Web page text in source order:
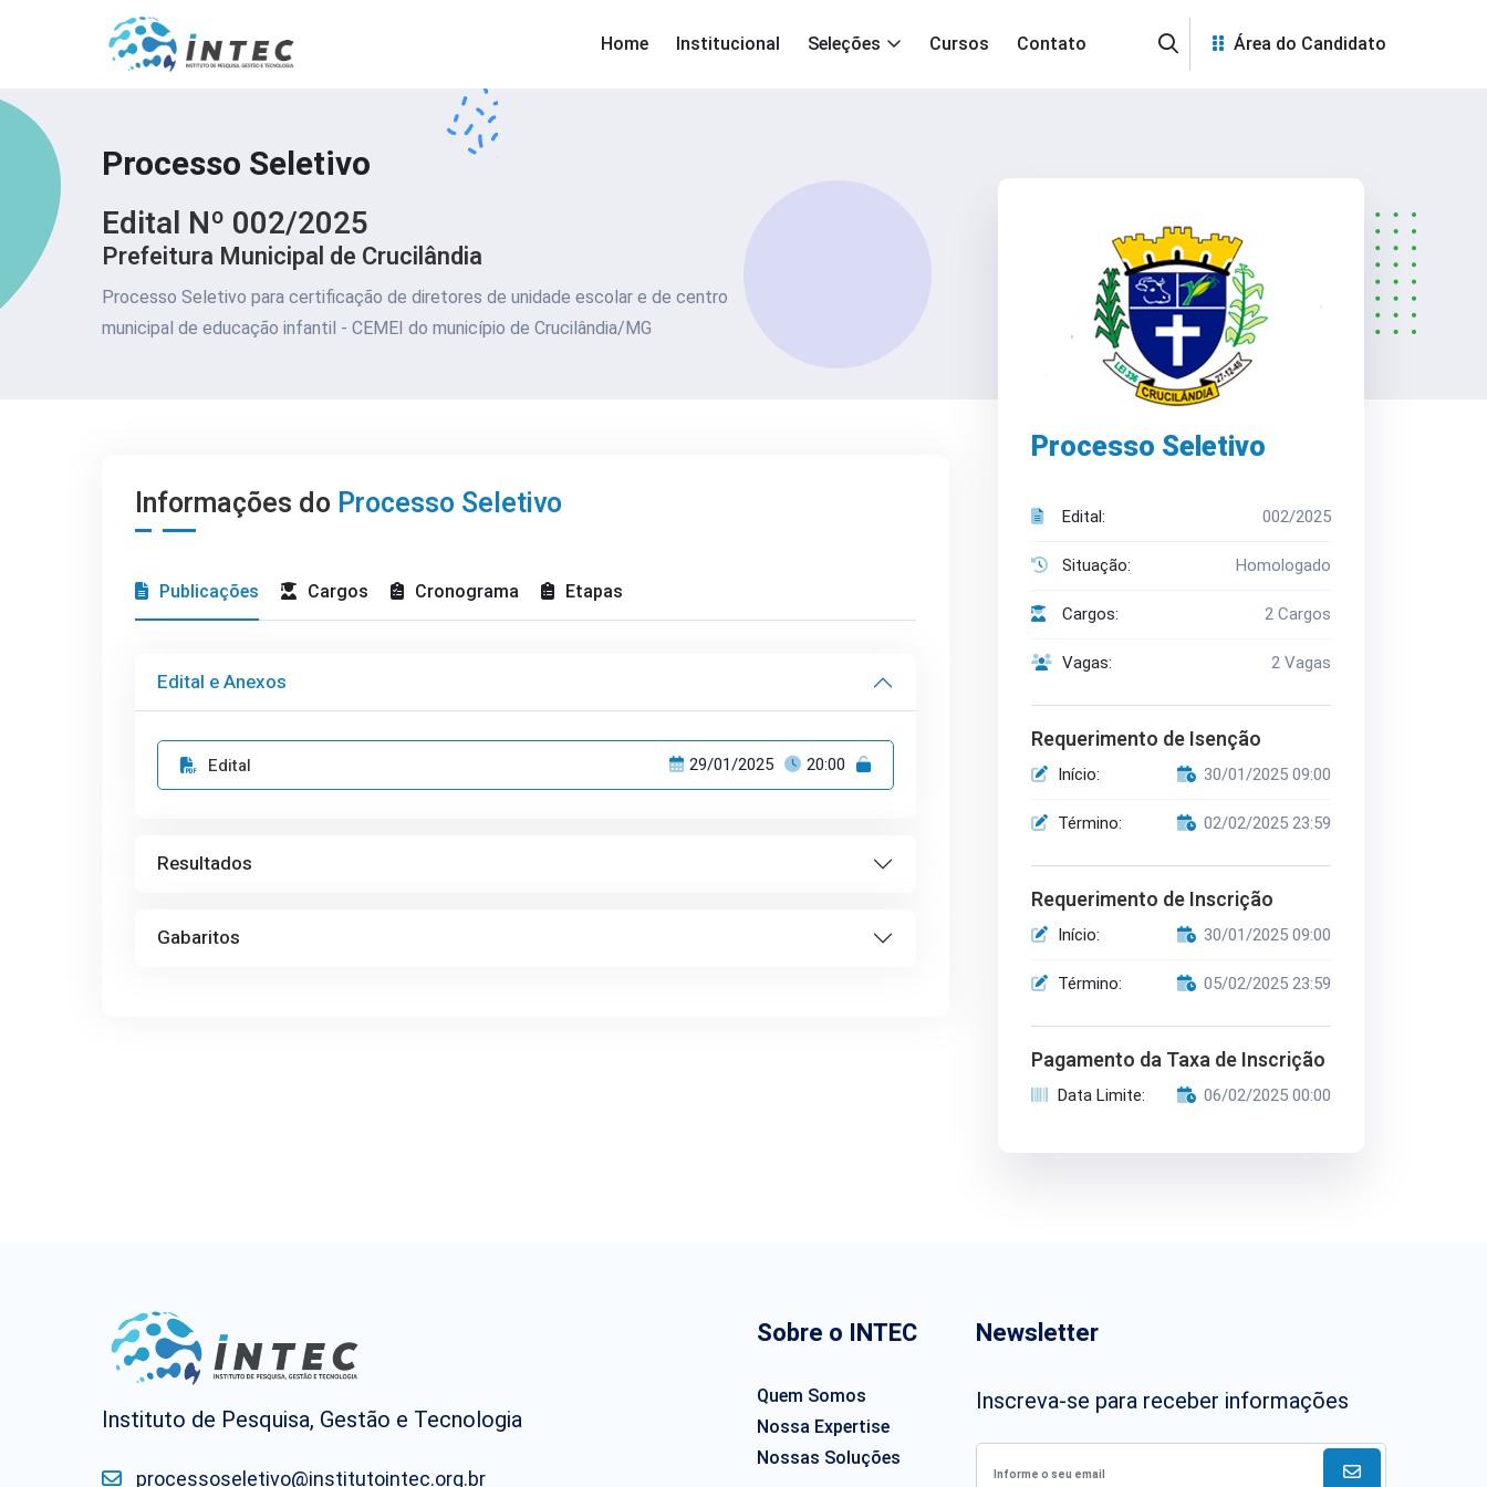
Home Institucional Seleções Cursos Contato Área do Candidato
Processo Seletivo
Edital Nº 002/2025
Prefeitura Municipal de Crucilândia
Processo Seletivo para certificação de diretores de unidade escolar e de centro
municipal de educação infantil - CEMEI do município de Crucilândia/MG
Informações do Processo Seletivo
Publicações Cargos Cronograma Etapas
Edital e Anexos
Edital 29/01/2025 20:00
Resultados
Gabaritos
Processo Seletivo
Edital: 002/2025
Situação: Homologado
Cargos: 2 Cargos
Vagas: 2 Vagas
Requerimento de Isenção
Início: 30/01/2025 09:00
Término: 02/02/2025 23:59
Requerimento de Inscrição
Início: 30/01/2025 09:00
Término: 05/02/2025 23:59
Pagamento da Taxa de Inscrição
Data Limite: 06/02/2025 00:00
Instituto de Pesquisa, Gestão e Tecnologia
processoseletivo@institutointec.org.br
Sobre o INTEC
Quem Somos
Nossa Expertise
Nossas Soluções
Newsletter
Inscreva-se para receber informações